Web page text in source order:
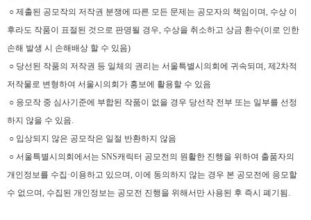
○ 제출된 공모작의 저작권 분쟁에 따른 모든 문제는 공모자의 책임이며, 수상 이
후라도 작품이 표절된 것으로 판명될 경우, 수상을 취소하고 상금 환수(이로 인한
손해 발생 시 손해배상 할 수 있음)
○ 당선된 작품의 저작권 등 일체의 권리는 서울특별시의회에 귀속되며, 제2차적
저작물로 변형하여 서울시의회가 홍보에 활용할 수 있음
○ 응모작 중 심사기준에 부합된 작품이 없을 경우 당선작 전부 또는 일부를 선정
하지 않을 수 있음.
○ 입상되지 않은 공모작은 일절 반환하지 않음
○ 서울특별시의회에서는 SNS캐릭터 공모전의 원활한 진행을 위하여 출품자의
개인정보를 수집·이용하고 있으며, 이에 동의하지 않는 경우 본 공모전에 응모할
수 없으며, 수집된 개인정보는 공모전 진행을 위해서만 사용된 후 즉시 폐기됨.